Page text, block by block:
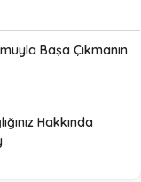
Başa Çıkmanın
Hakkında